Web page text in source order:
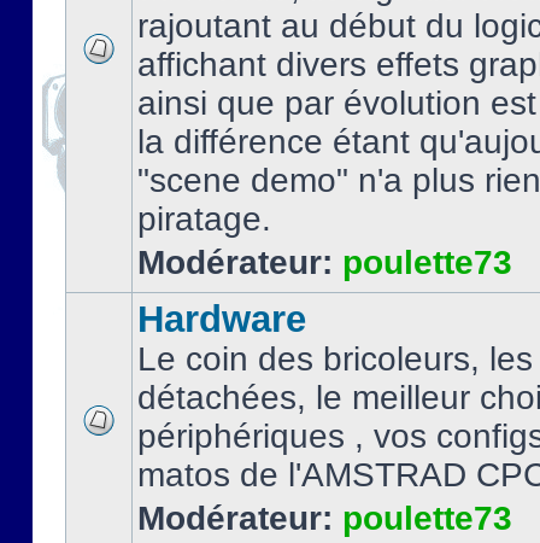
rajoutant au début du
affichant divers effets
ainsi que par évolution
la différence étant
"scene demo" n'a plus
piratage.
Modérateur: poulette73
Hardware
Le coin des bricoleurs,
détachées, le meilleur
périphériques , vos
matos de l'AMSTRAD
Modérateur: poulette73